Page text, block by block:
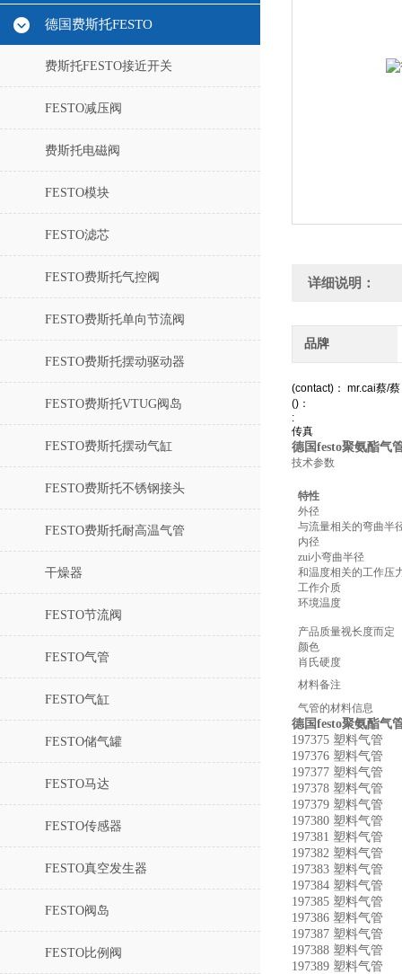
德国费斯托FESTO
费斯托FESTO接近开关
FESTO减压阀
费斯托电磁阀
FESTO模块
FESTO滤芯
FESTO费斯托气控阀
FESTO费斯托单向节流阀
FESTO费斯托摆动驱动器
FESTO费斯托VTUG阀岛
FESTO费斯托摆动气缸
FESTO费斯托不锈钢接头
FESTO费斯托耐高温气管
干燥器
FESTO节流阀
FESTO气管
FESTO气缸
FESTO储气罐
FESTO马达
FESTO传感器
FESTO真空发生器
FESTO阀岛
FESTO比例阀
详细说明：
品牌
(contact)： mr.cai蔡/蔡
()：
:
传真
德国festo聚氨酯气
技术参数
特性
外径
与流量相关的弯曲半
内径
zui小弯曲半径
和温度相关的工作压
工作介质
环境温度
产品质量视长度而定
颜色
肖氏硬度
材料备注
气管的材料信息
德国festo聚氨酯气
197375 塑料气管
197376 塑料气管
197377 塑料气
197378 塑料气管
197379 塑料气管
197380 塑料气管
197381 塑料气管
197382 塑料气管
197383 塑料气管
197384 塑料气
197385 塑料气管
197386 塑料气管
197387 塑料气
197388 塑料气管
197389 塑料气管